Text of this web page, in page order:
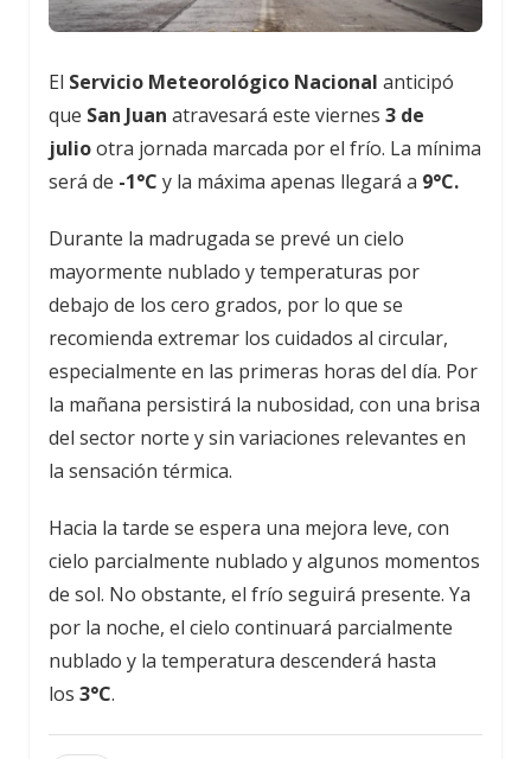
El Servicio Meteorológico Nacional anticipó
que San Juan atravesará este viernes 3 de
juliootra jornada marcada por el frío. La mínima
será de -1°C y la máxima apenas llegará a 9°C.
Durante la madrugada se prevé un cielo
mayormente nublado y temperaturas por
debajo de los cero grados, por lo que se
recomienda extremar los cuidados al circular,
especialmente en las primeras horas del día. Por
la mañana persistirá la nubosidad, con una brisa
del sector norte y sin variaciones relevantes en
la sensación térmica.
Hacia la tarde se espera una mejora leve, con
cielo parcialmente nublado y algunos momentos
de sol. No obstante, el frío seguirá presente. Ya
por la noche, el cielo continuará parcialmente
nublado y la temperatura descenderá hasta
los 3°C.